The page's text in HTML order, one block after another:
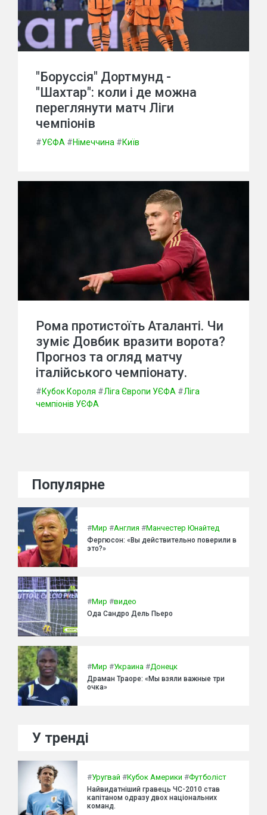
"Боруссія" Дортмунд -
"Шахтар": коли і де можна
переглянути матч Ліги
чемпіонів
#УЄФА #Німеччина #Київ
Рома протистоїть Аталанті. Чи
зуміє Довбик вразити ворота?
Прогноз та огляд матчу
італійського чемпіонату.
#Кубок Короля #Ліга Європи УЄФА #Ліга
чемпіонів УЄФА
Популярне
#Мир #Англия #Манчестер Юнайтед
Фергюсон: «Вы действительно поверили в
это?»
#Мир #видео
Ода Сандро Дель Пьеро
#Мир #Украина #Донецк
Драман Траоре: «Мы взяли важные три
очка»
У тренді
#Уругвай #Кубок Америки #Футболіст
Найвидатніший гравець ЧС-2010 став
капітаном одразу двох національних
команд.